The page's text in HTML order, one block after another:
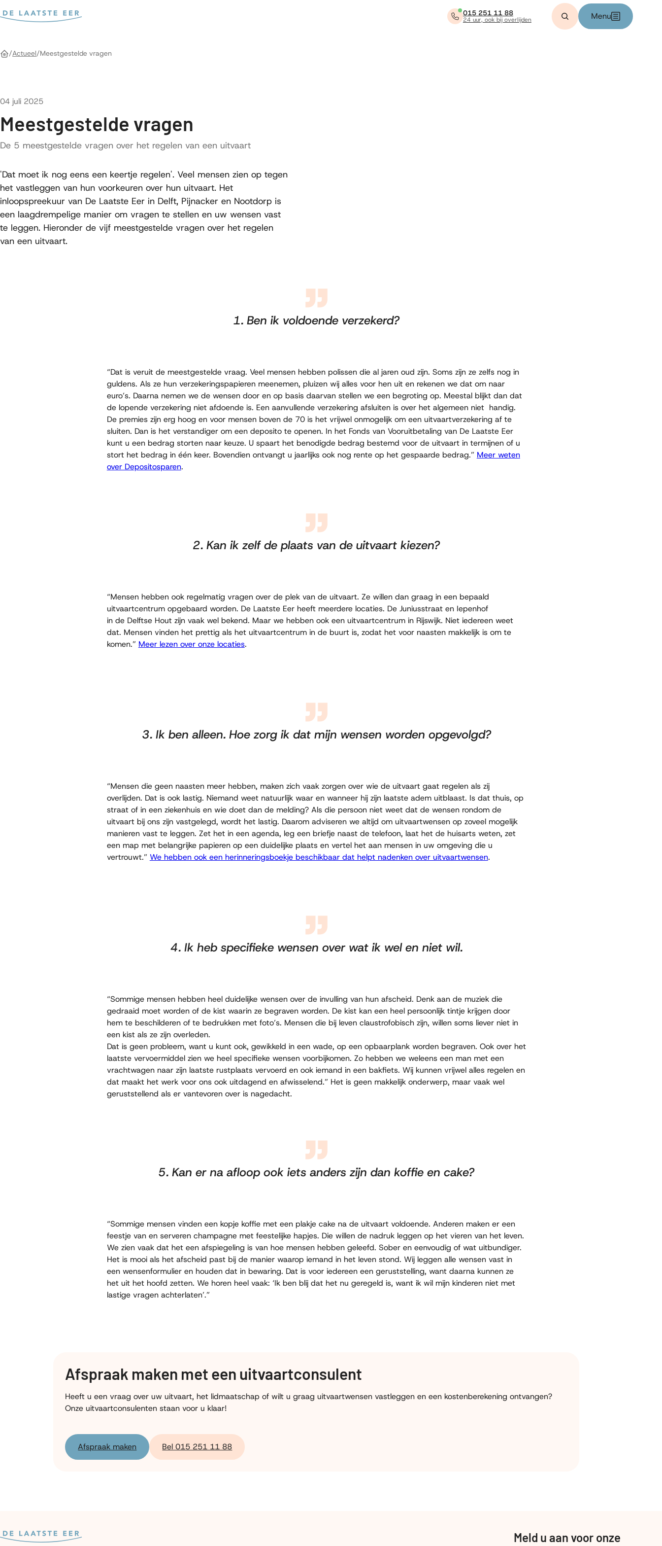
Zoeken
Menu
015 251 11 88
24 uur, ook bij overlijden
Home
Actueel Meestgestelde vragen
Meestgestelde vragen
De 5 meestgestelde vragen over het regelen van een uitvaart
Gepubliceerd op
04 juli 2025
'Dat moet ik nog eens een keertje regelen'. Veel mensen zien op tegen
het vastleggen van hun voorkeuren over hun uitvaart. Het
inloopspreekuur van De Laatste Eer in Delft, Pijnacker en Nootdorp is
een laagdrempelige manier om vragen te stellen en uw wensen vast
te leggen. Hieronder de vijf meestgestelde vragen over het regelen
van een uitvaart.
1. Ben ik voldoende verzekerd?
“Dat is veruit de meestgestelde vraag. Veel mensen hebben polissen die al jaren oud zijn. Soms zijn ze zelfs nog in
guldens. Als ze hun verzekeringspapieren meenemen, pluizen wij alles voor hen uit en rekenen we dat om naar
euro’s. Daarna nemen we de wensen door en op basis daarvan stellen we een begroting op. Meestal blijkt dan dat
de lopende verzekering niet afdoende is. Een aanvullende verzekering afsluiten is over het algemeen niet handig.
De premies zijn erg hoog en voor mensen boven de 70 is het vrijwel onmogelijk om een uitvaartverzekering af te
sluiten. Dan is het verstandiger om een deposito te openen. In het Fonds van Vooruitbetaling van De Laatste Eer
kunt u een bedrag storten naar keuze. U spaart het benodigde bedrag bestemd voor de uitvaart in termijnen of u
stort het bedrag in één keer. Bovendien ontvangt u jaarlijks ook nog rente op het gespaarde bedrag.” Meer weten
over Depositosparen.
2. Kan ik zelf de plaats van de uitvaart kiezen?
“Mensen hebben ook regelmatig vragen over de plek van de uitvaart. Ze willen dan graag in een bepaald
uitvaartcentrum opgebaard worden. De Laatste Eer heeft meerdere locaties. De Juniusstraat en Iepenhof
in de Delftse Hout zijn vaak wel bekend. Maar we hebben ook een uitvaartcentrum in Rijswijk. Niet iedereen weet
dat. Mensen vinden het prettig als het uitvaartcentrum in de buurt is, zodat het voor naasten makkelijk is om te
komen.” Meer lezen over onze locaties.
3. Ik ben alleen. Hoe zorg ik dat mijn wensen worden opgevolgd?
“Mensen die geen naasten meer hebben, maken zich vaak zorgen over wie de uitvaart gaat regelen als zij
overlijden. Dat is ook lastig. Niemand weet natuurlijk waar en wanneer hij zijn laatste adem uitblaast. Is dat thuis, op
straat of in een ziekenhuis en wie doet dan de melding? Als die persoon niet weet dat de wensen rondom de
uitvaart bij ons zijn vastgelegd, wordt het lastig. Daarom adviseren we altijd om uitvaartwensen op zoveel mogelijk
manieren vast te leggen. Zet het in een agenda, leg een briefje naast de telefoon, laat het de huisarts weten, zet
een map met belangrijke papieren op een duidelijke plaats en vertel het aan mensen in uw omgeving die u
vertrouwt.” We hebben ook een herinneringsboekje beschikbaar dat helpt nadenken over uitvaartwensen.
4. Ik heb specifieke wensen over wat ik wel en niet wil.
“Sommige mensen hebben heel duidelijke wensen over de invulling van hun afscheid. Denk aan de muziek die
gedraaid moet worden of de kist waarin ze begraven worden. De kist kan een heel persoonlijk tintje krijgen door
hem te beschilderen of te bedrukken met foto’s. Mensen die bij leven claustrofobisch zijn, willen soms liever niet in
een kist als ze zijn overleden.
Dat is geen probleem, want u kunt ook, gewikkeld in een wade, op een opbaarplank worden begraven. Ook over het
laatste vervoermiddel zien we heel specifieke wensen voorbijkomen. Zo hebben we weleens een man met een
vrachtwagen naar zijn laatste rustplaats vervoerd en ook iemand in een bakfiets. Wij kunnen vrijwel alles regelen en
dat maakt het werk voor ons ook uitdagend en afwisselend.” Het is geen makkelijk onderwerp, maar vaak wel
geruststellend als er vantevoren over is nagedacht.
5. Kan er na afloop ook iets anders zijn dan koffie en cake?
“Sommige mensen vinden een kopje koffie met een plakje cake na de uitvaart voldoende. Anderen maken er een
feestje van en serveren champagne met feestelijke hapjes. Die willen de nadruk leggen op het vieren van het leven.
We zien vaak dat het een afspiegeling is van hoe mensen hebben geleefd. Sober en eenvoudig of wat uitbundiger.
Het is mooi als het afscheid past bij de manier waarop iemand in het leven stond. Wij leggen alle wensen vast in
een wensenformulier en houden dat in bewaring. Dat is voor iedereen een geruststelling, want daarna kunnen ze
het uit het hoofd zetten. We horen heel vaak: ‘Ik ben blij dat het nu geregeld is, want ik wil mijn kinderen niet met
lastige vragen achterlaten’.”
Afspraak maken met een uitvaartconsulent
Heeft u een vraag over uw uitvaart, het lidmaatschap of wilt u graag uitvaartwensen vastleggen en een kostenberekening ontvangen?
Onze uitvaartconsulenten staan voor u klaar!
Afspraak maken Bel 015 251 11 88
Meld u aan voor onze